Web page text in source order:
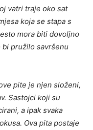
vatri traje oko sat
koja se stapa s
mora biti dovoljno
bi pružilo savršenu
pite je njen složeni,
Sastojci koji su
a ipak svaka
Ova pita postaje